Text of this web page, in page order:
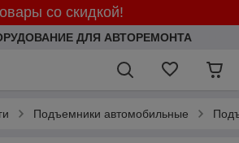
со скидкой!
ДЛЯ АВТОРЕМОНТА
Подъемники автомобильные